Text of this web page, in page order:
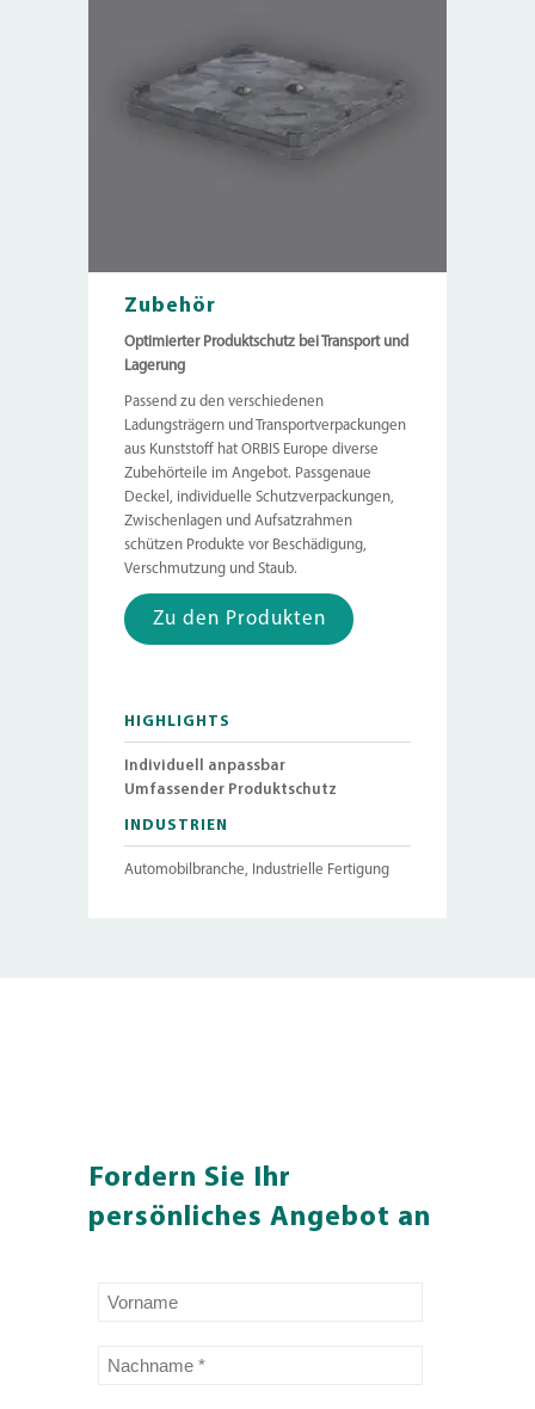
Zubehör
Optimierter Produktschutz bei Transport und
Lagerung
Passend zu den verschiedenen
Ladungsträgern und Transportverpackungen
aus Kunststoff hat ORBIS Europe diverse
Zubehörteile im Angebot. Passgenaue
Deckel, individuelle Schutzverpackungen,
Zwischenlagen und Aufsatzrahmen
schützen Produkte vor Beschädigung,
Verschmutzung und Staub.
Zu den Produkten
HIGHLIGHTS
Individuell anpassbar
Umfassender Produktschutz
INDUSTRIEN
Automobilbranche, Industrielle Fertigung
Fordern Sie Ihr
persönliches Angebot an